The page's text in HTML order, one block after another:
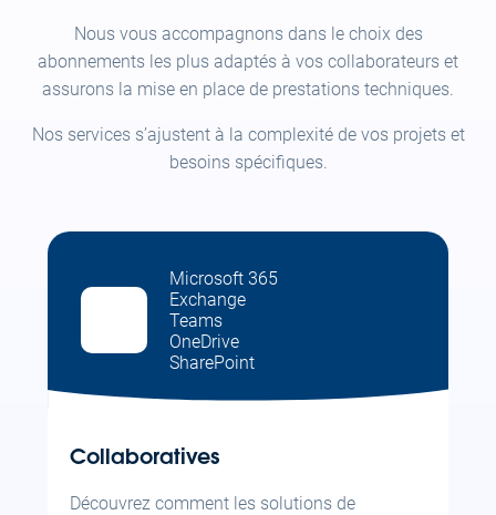
Nous vous accompagnons dans le choix des
abonnements les plus adaptés à vos collaborateurs et
assurons la mise en place de prestations techniques.
Nos services s’ajustent à la complexité de vos projets et
besoins spécifiques.
Microsoft 365
Exchange
Teams
OneDrive
SharePoint
Collaboratives
Découvrez comment les solutions de